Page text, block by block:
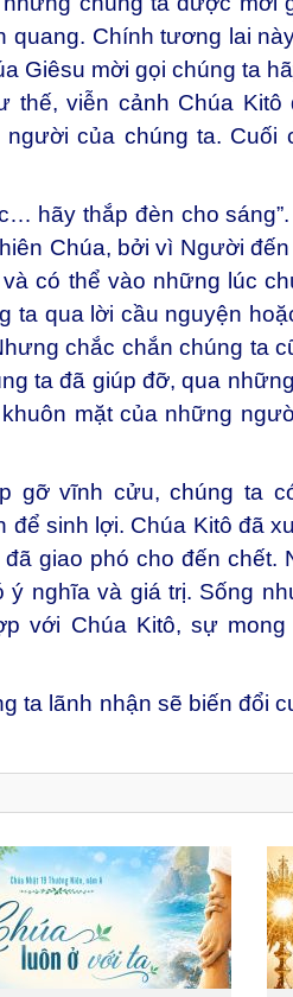
Ngày hôm nay, chúng ta
chúng ta được mời
quang. Chính tương lai
Giêsu mời gọi chúng ta
thế, viễn cảnh Chúa Kitô
của chúng ta. Cuối
hãy thắp đèn cho
Chúa, bởi vì Người
có thể vào những lúc
ta qua lời cầu nguyện
chắc chắn chúng ta
ta đã giúp đỡ, qua
mặt của những
gỡ vĩnh cửu, chúng ta
để sinh lợi. Chúa Kitô đã
giao phó cho đến chết.
ý nghĩa và giá trị. Sống
với Chúa Kitô, sự mong
ta lãnh nhận sẽ biến đổi